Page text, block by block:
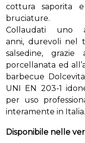
cottura saporita
bruciature.
Collaudati uno
anni, durevoli nel
salsedine,
porcellanata ed
barbecue
UNI EN 203-1
per uso
interamente in Italia.
Disponibile nelle